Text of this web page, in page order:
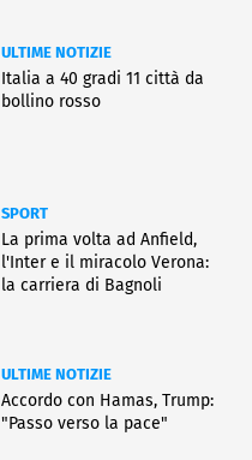
ULTIME NOTIZIE
Italia a 40 gradi 11 città da
bollino rosso
SPORT
La prima volta ad Anfield,
l'Inter e il miracolo Verona:
la carriera di Bagnoli
ULTIME NOTIZIE
Accordo con Hamas, Trump:
"Passo verso la pace"